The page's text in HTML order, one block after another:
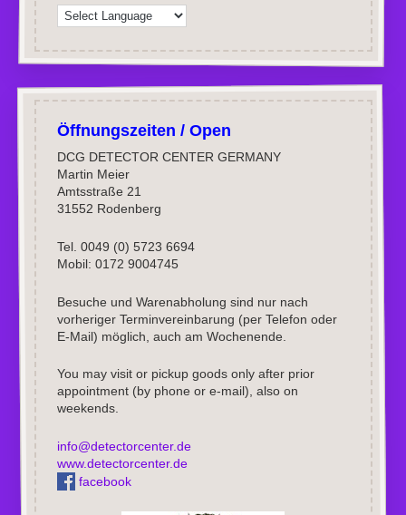
Öffnungszeiten / Open
DCG DETECTOR CENTER GERMANY
Martin Meier
Amtsstraße 21
31552 Rodenberg
Tel. 0049 (0) 5723 6694
Mobil: 0172 9004745
Besuche und Warenabholung sind nur nach
vorheriger Terminvereinbarung (per Telefon oder
E-Mail) möglich, auch am Wochenende.
You may visit or pickup goods only after prior
appointment (by phone or e-mail), also on
weekends.
info@detectorcenter.de
www.detectorcenter.de
facebook